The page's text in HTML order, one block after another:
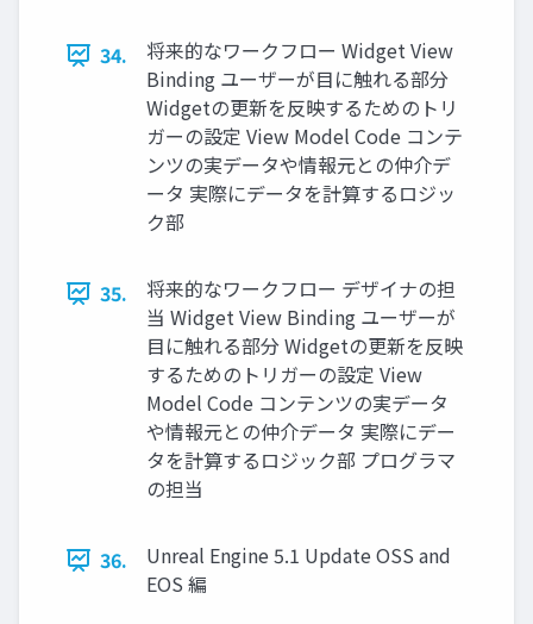
34.
将来的なワークフロー Widget View
Binding ユーザーが目に触れる部分
Widgetの更新を反映するためのトリ
ガーの設定 View Model Code コンテ
ンツの実データや情報元との仲介デ
ータ 実際にデータを計算するロジッ
ク部
35.
将来的なワークフロー デザイナの担
当 Widget View Binding ユーザーが
目に触れる部分 Widgetの更新を反映
するためのトリガーの設定 View
Model Code コンテンツの実データ
や情報元との仲介データ 実際にデー
タを計算するロジック部 プログラマ
の担当
36.
Unreal Engine 5.1 Update OSS and
EOS 編